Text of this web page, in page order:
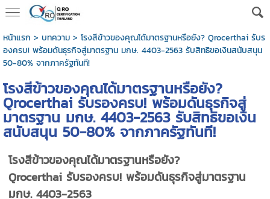
หน้าแรก > บทความ> โรงสีข้าวของคุณได้มาตรฐานหรือยัง? Qrocerthai รับร
องครบ! พร้อมดันธุรกิจสู่มาตรฐาน มกษ. 4403-2563 รับสิทธิขอเงินสนับสนุน
50-80% จากภาครัฐทันที!
โรงสีข้าวของคุณได้มาตรฐานหรือยัง?
Qrocerthai รับรองครบ! พร้อมดันธุรกิจสู่
มาตรฐาน มกษ. 4403-2563 รับสิทธิขอเงิน
สนับสนุน 50-80% จากภาครัฐทันที!
โรงสีข้าวของคุณได้มาตรฐานหรือยัง?
Qrocerthai รับรองครบ! พร้อมดันธุรกิจสู่มาตรฐาน
มกษ. 4403-2563